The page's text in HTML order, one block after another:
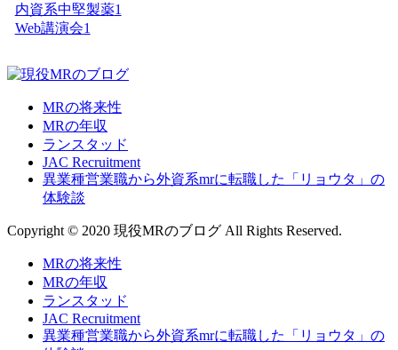
内資系中堅製薬1
Web講演会1
MRの将来性
MRの年収
ランスタッド
JAC Recruitment
異業種営業職から外資系mrに転職した「リョウタ」の
体験談
Copyright © 2020 現役MRのブログ All Rights Reserved.
MRの将来性
MRの年収
ランスタッド
JAC Recruitment
異業種営業職から外資系mrに転職した「リョウタ」の